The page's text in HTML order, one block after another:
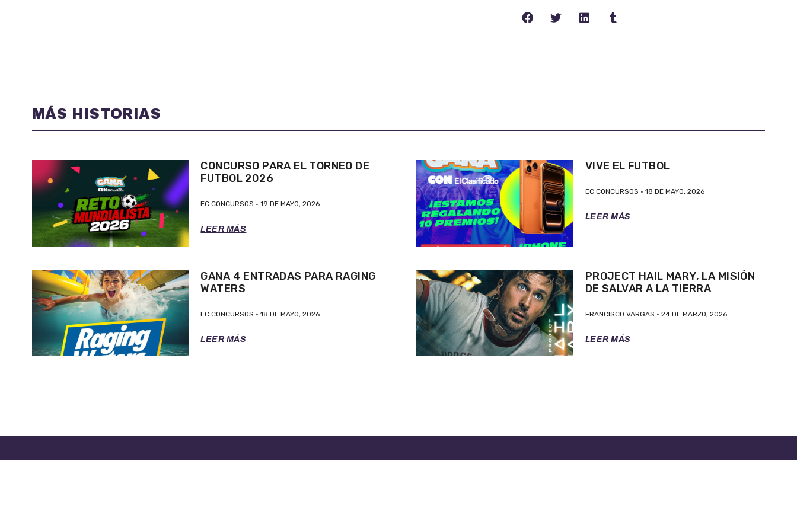
MÁS HISTORIAS
CONCURSO PARA EL TORNEO DE
FUTBOL 2026
EC CONCURSOS 19 DE MAYO, 2026
LEER MÁS
VIVE EL FUTBOL
EC CONCURSOS 18 DE MAYO, 2026
LEER MÁS
GANA 4 ENTRADAS PARA RAGING
WATERS
EC CONCURSOS 18 DE MAYO, 2026
LEER MÁS
PROJECT HAIL MARY, LA MISIÓN
DE SALVAR A LA TIERRA
FRANCISCO VARGAS 24 DE MARZO, 2026
LEER MÁS